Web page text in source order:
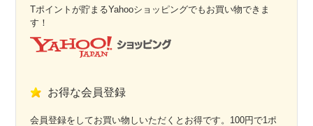
Tポイントが貯まるYahooショッピングでもお買い物できま
す！
お得な会員登録
会員登録をしてお買い物しいただくとお得です。100円で1ポ